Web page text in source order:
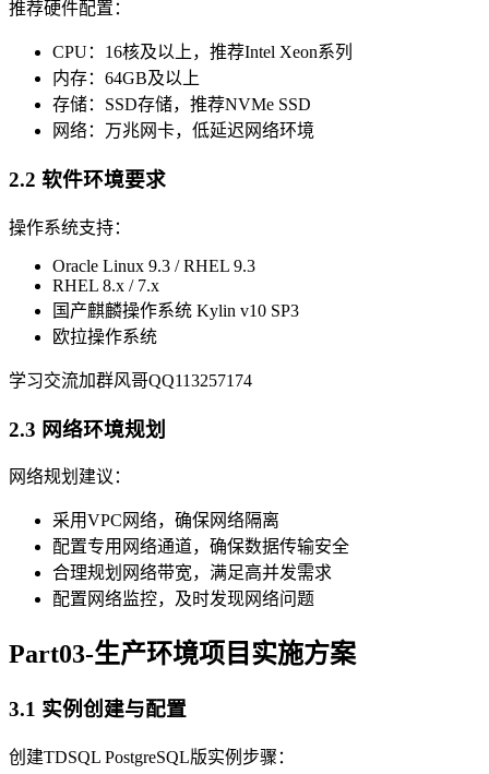
推荐硬件配置：
CPU：16核及以上，推荐Intel Xeon系列
内存：64GB及以上
存储：SSD存储，推荐NVMe SSD
网络：万兆网卡，低延迟网络环境
2.2 软件环境要求
操作系统支持：
Oracle Linux 9.3 / RHEL 9.3
RHEL 8.x / 7.x
国产麒麟操作系统 Kylin v10 SP3
欧拉操作系统
学习交流加群风哥QQ113257174
2.3 网络环境规划
网络规划建议：
采用VPC网络，确保网络隔离
配置专用网络通道，确保数据传输安全
合理规划网络带宽，满足高并发需求
配置网络监控，及时发现网络问题
Part03-生产环境项目实施方案
3.1 实例创建与配置
创建TDSQL PostgreSQL版实例步骤：